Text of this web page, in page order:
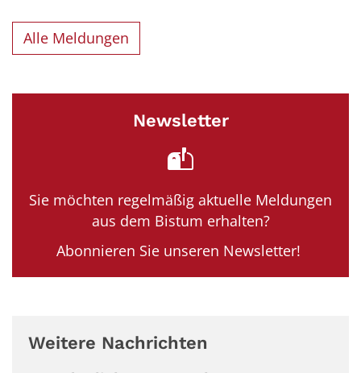
Alle Meldungen
Newsletter
Sie möchten regelmäßig aktuelle Meldungen
aus dem Bistum erhalten?
Abonnieren Sie unseren Newsletter!
Weitere Nachrichten